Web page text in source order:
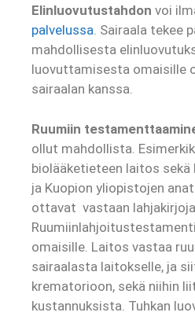
Elinluovutustahdon voi
palvelussa. Sairaala tekee
mahdollisesta
luovuttamisesta omaisille
sairaalan kanssa.
Ruumiin
ollut mahdollista.
biolääketieteen laitos sekä
ja Kuopion yliopistojen
ottavat vastaan lahjakirjoja.
omaisille. Laitos vastaa
sairaalasta laitokselle, ja
krematorioon, sekä niihin
kustannuksista. Tuhkan